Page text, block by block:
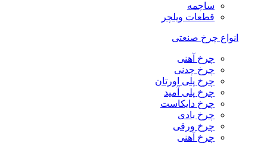
ساچمه
قطعات ویلچر
انواع چرخ صنعتی
چرخ آهنی
چرخ چدنی
چرخ پلی اورتان
چرخ پلی آمید
چرخ دایکاست
چرخ بادی
چرخ ورقی
چرخ آهنی